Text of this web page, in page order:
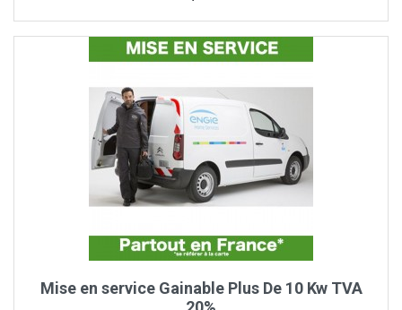
Mise en service Gainable Plus De 10 Kw TVA